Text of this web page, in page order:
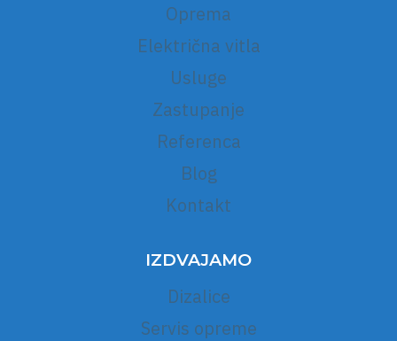
Oprema
Električna vitla
Usluge
Zastupanje
Referenca
Blog
Kontakt
IZDVAJAMO
Dizalice
Servis opreme